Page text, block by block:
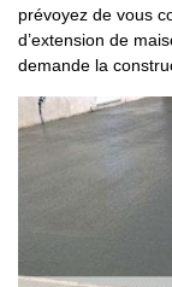
prévoyez de vous
d’extension de
demande la